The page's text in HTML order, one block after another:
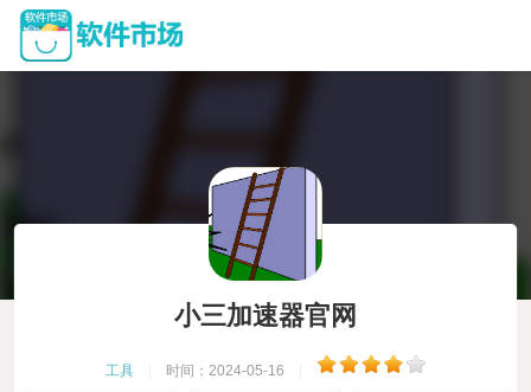
小三加速器官网
工具 时间：2024-05-16